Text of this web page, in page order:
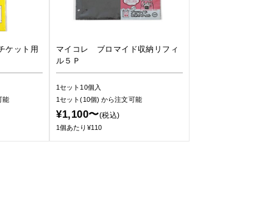
ケット用
能
マイコレ ブロマイド収納リフィ
ル５Ｐ
1セット10個入
1セット(10個)から注文可能
¥1,100〜(税込)
1個あたり¥110